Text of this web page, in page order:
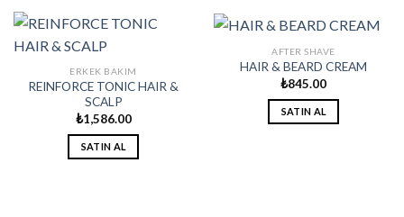
ERKEK BAKIM
REINFORCE TONIC HAIR &
SCALP
₺1,586.00
SATIN AL
AFTER SHAVE
HAIR & BEARD CREAM
₺845.00
SATIN AL